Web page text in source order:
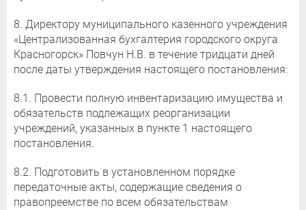
8. Директору муниципального казенного учреждения
«Централизованная бухгалтерия городского округа
Красногорск» Повчун Н.В. в течение тридцати дней
после даты утверждения настоящего постановления:
8.1. Провести полную инвентаризацию имущества и
обязательств подлежащих реорганизации
учреждений, указанных в пункте 1 настоящего
постановления.
8.2. Подготовить в установленном порядке
передаточные акты, содержащие сведения о
правопреемстве по всем обязательствам